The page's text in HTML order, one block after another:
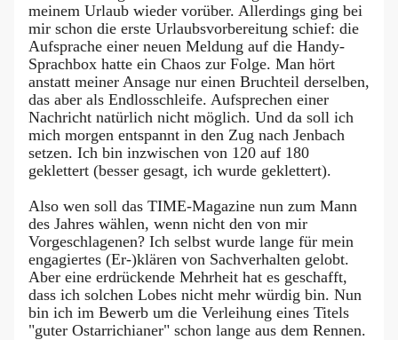
meinem Urlaub wieder vorüber. Allerdings ging bei
mir schon die erste Urlaubsvorbereitung schief: die
Aufsprache einer neuen Meldung auf die Handy-
Sprachbox hatte ein Chaos zur Folge. Man hört
anstatt meiner Ansage nur einen Bruchteil derselben,
das aber als Endlosschleife. Aufsprechen einer
Nachricht natürlich nicht möglich. Und da soll ich
mich morgen entspannt in den Zug nach Jenbach
setzen. Ich bin inzwischen von 120 auf 180
geklettert (besser gesagt, ich wurde geklettert).
Also wen soll das TIME-Magazine nun zum Mann
des Jahres wählen, wenn nicht den von mir
Vorgeschlagenen? Ich selbst wurde lange für mein
engagiertes (Er-)klären von Sachverhalten gelobt.
Aber eine erdrückende Mehrheit hat es geschafft,
dass ich solchen Lobes nicht mehr würdig bin. Nun
bin ich im Bewerb um die Verleihung eines Titels
"guter Ostarrichianer" schon lange aus dem Rennen.